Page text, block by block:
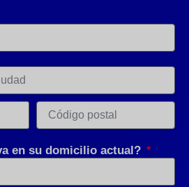
en su domicilio actual?